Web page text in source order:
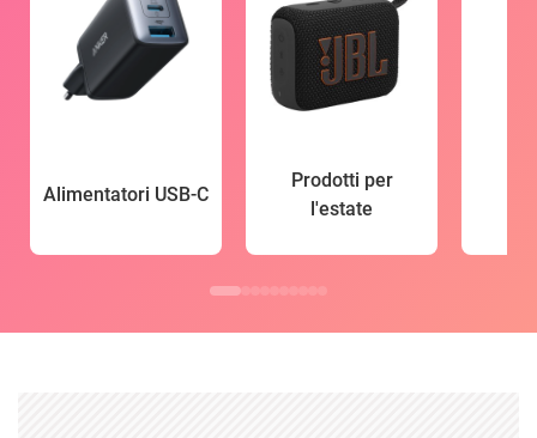
Alimentatori USB-C
Prodotti per
l'estate